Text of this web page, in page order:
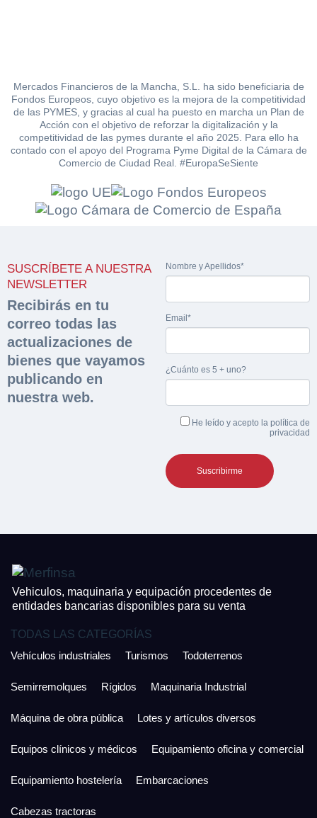
Mercados Financieros de la Mancha, S.L. ha sido beneficiaria de
Fondos Europeos, cuyo objetivo es la mejora de la competitividad
de las PYMES, y gracias al cual ha puesto en marcha un Plan de
Acción con el objetivo de reforzar la digitalización y la
competitividad de las pymes durante el año 2025. Para ello ha
contado con el apoyo del Programa Pyme Digital de la Cámara de
Comercio de Ciudad Real. #EuropaSeSiente
SUSCRÍBETE A NUESTRA
NEWSLETTER
Recibirás en tu
correo todas las
actualizaciones de
bienes que vayamos
publicando en
nuestra web.
Nombre y Apellidos*
Email*
¿Cuánto es 5 + uno?
He leído y acepto la política de
privacidad
Vehiculos, maquinaria y equipación procedentes de
entidades bancarias disponibles para su venta
TODAS LAS CATEGORÍAS
Vehículos industriales
Turismos Todoterrenos
Semirremolques Rígidos Maquinaria Industrial
Máquina de obra pública Lotes y artículos diversos
Equipos clínicos y médicos Equipamiento oficina y comercial
Equipamiento hostelería Embarcaciones
Cabezas tractoras
Solicitar
sobre la peritación
Rellene este formulario y recibirá en su email el
enlace para descargar la documentación
Nombre y Apellidos*
Email*
Acepto laPolítica de Privacidad.
Hacer Oferta
Teléfono*
Nombre y Apellidos*
Importe en €*
Sobre Merfinsa
Venta de bienes muebles
Vehículos
Maquinaria Industrial